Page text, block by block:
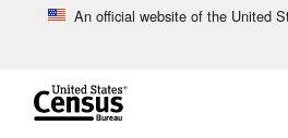
An official website of the United